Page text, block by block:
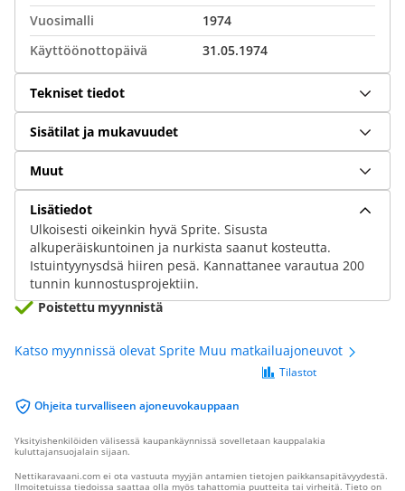
Vuosimalli
1974
Käyttöönottopäivä
31.05.1974
Tekniset tiedot
Sisätilat ja mukavuudet
Muut
Lisätiedot
Ulkoisesti oikeinkin hyvä Sprite. Sisusta
alkuperäiskuntoinen ja nurkista saanut kosteutta.
Istuintyynysdsä hiiren pesä. Kannattanee varautua 200
tunnin kunnostusprojektiin.
Poistettu myynnistä
Katso myynnissä olevat Sprite Muu matkailuajoneuvot
Ohjeita turvalliseen ajoneuvokauppaan
Tilastot
Yksityishenkilöiden välisessä kaupankäynnissä sovelletaan kauppalakia
kuluttajansuojalain sijaan.
Nettikaravaani.com ei ota vastuuta myyjän antamien tietojen paikkansapitävyydestä.
Ilmoitetuissa tiedoissa saattaa olla myös tahattomia puutteita tai virheitä. Tieto on